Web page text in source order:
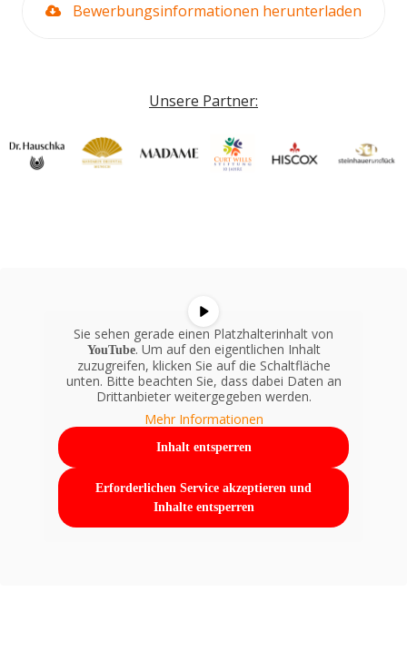
Bewerbungsinformationen herunterladen
Unsere Partner:
Sie sehen gerade einen Platzhalterinhalt von
YouTube. Um auf den eigentlichen Inhalt
zuzugreifen, klicken Sie auf die Schaltfläche
unten. Bitte beachten Sie, dass dabei Daten an
Drittanbieter weitergegeben werden.
Mehr Informationen
Inhalt entsperren
Erforderlichen Service akzeptieren und
Inhalte entsperren